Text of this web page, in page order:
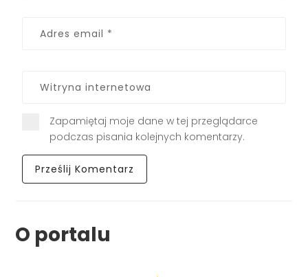
Zapamiętaj moje dane w tej przeglądarce
podczas pisania kolejnych komentarzy.
O portalu